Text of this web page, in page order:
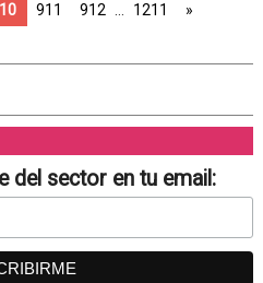
911 912 … 1211
»
del sector en tu email: